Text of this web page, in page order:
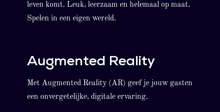
leven komt. Leuk, leerzaam en helemaal op maat.
Spelen in een eigen wereld.
Augmented Reality
Met Augmented Reality (AR) geef je jouw gasten
een onvergetelijke, digitale ervaring.